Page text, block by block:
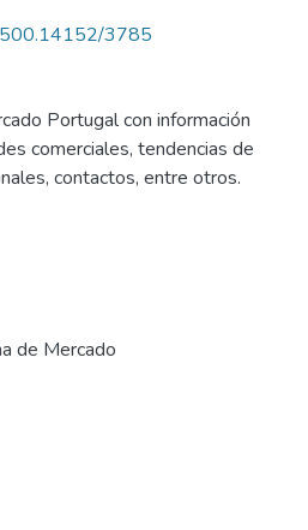
3785
Portugal con información
comerciales, tendencias de
contactos, entre otros.
de Mercado